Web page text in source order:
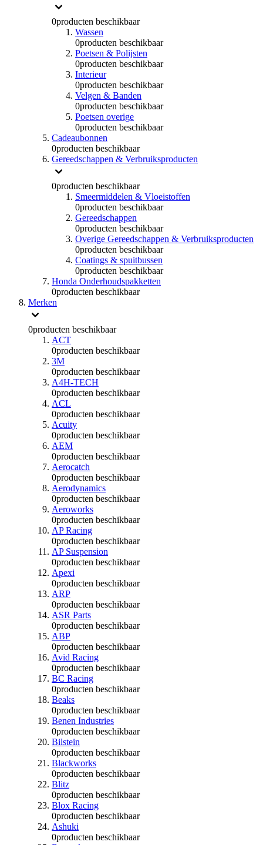
0producten beschikbaar
Wassen
0producten beschikbaar
Poetsen & Polijsten
0producten beschikbaar
Interieur
0producten beschikbaar
Velgen & Banden
0producten beschikbaar
Poetsen overige
0producten beschikbaar
Cadeaubonnen
0producten beschikbaar
Gereedschappen & Verbruiksproducten
0producten beschikbaar
Smeermiddelen & Vloeistoffen
0producten beschikbaar
Gereedschappen
0producten beschikbaar
Overige Gereedschappen & Verbruiksproducten
0producten beschikbaar
Coatings & spuitbussen
0producten beschikbaar
Honda Onderhoudspakketten
0producten beschikbaar
Merken
0producten beschikbaar
ACT
0producten beschikbaar
3M
0producten beschikbaar
A4H-TECH
0producten beschikbaar
ACL
0producten beschikbaar
Acuity
0producten beschikbaar
AEM
0producten beschikbaar
Aerocatch
0producten beschikbaar
Aerodynamics
0producten beschikbaar
Aeroworks
0producten beschikbaar
AP Racing
0producten beschikbaar
AP Suspension
0producten beschikbaar
Apexi
0producten beschikbaar
ARP
0producten beschikbaar
ASR Parts
0producten beschikbaar
ABP
0producten beschikbaar
Avid Racing
0producten beschikbaar
BC Racing
0producten beschikbaar
Beaks
0producten beschikbaar
Benen Industries
0producten beschikbaar
Bilstein
0producten beschikbaar
Blackworks
0producten beschikbaar
Blitz
0producten beschikbaar
Blox Racing
0producten beschikbaar
Ashuki
0producten beschikbaar